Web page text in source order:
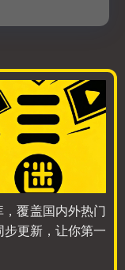
覆盖国内外热门
步更新，让你第一